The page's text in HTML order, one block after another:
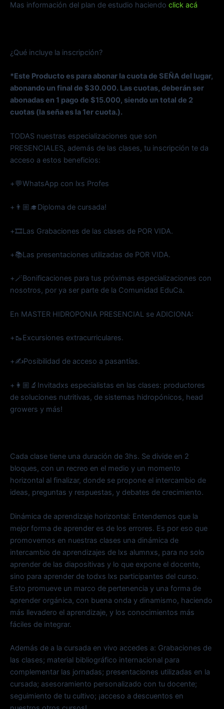
Mas información del plan de estudio haciendo click acá
¿Qué incluye la inscripción?
*Este Producto es para abonar la cuota de SEÑA del lugar,
abonando un final de $30.000. Las cuotas, deberán ser
abonadas en 1 pago de $15.000, siendo un total de 2
cuotas (la seña es la 1er cuota.).
TODAS nuestras especializaciones que son
PRESENCIALES, además de las clases, tu inscripción te da
acceso a estos beneficios:
+💬WhatsApp con lxs Profes
+👨🏼‍🎓Diploma de cursada!
+🎞️Las Grabaciones de las clases de POR VIDA.
+📚Las presentaciones utilizadas de POR VIDA.
+🪄Bonificaciones para tus próximas especializaciones con
nosotros, por ya ser parte de la Comunidad EduCa.
En MASTER HIDROPONIA PRESENCIAL se ADICIONA:
+🥾Excursiones extracurriculares.
+✍Posibilidad de acceso a pasantías.
+👩🏼‍🔬Invitadxs especialistas en las clases: productores
de soluciones nutritivas, de sistemas hidropónicos, head
growers y más!
Cada clase tiene una duración de 3hs. Se divide en 2
bloques, con un recreo en el medio y un momento
horizontal al finalizar, donde se propone el intercambio de
ideas, preguntas y respuestas, y debates de crecimiento.
Dinámica de aprendizaje horizontal: Entendemos que la
mejor forma de aprender es de los errores. Es por eso que
promovemos en nuestras clases una dinámica de
intercambio de aprendizajes de lxs alumnxs, para no solo
aprender de las diapositivas y lo que expone el docente,
sino para aprender de todxs lxs participantes del curso.
Esto promueve un marco de pertenencia y una forma de
aprender orgánica, con buena onda y dinamismo, haciendo
más llevadero el aprendizaje, y los conocimientos más
fáciles de integrar.
Además de a la cursada en vivo accedes a: Grabaciones de
las clases; material bibliográfico internacional para
complementar las jornadas; presentaciones utilizadas en la
cursada; asesoramiento personalizado con tu docente;
seguimiento de tu cultivo; ¡acceso a descuentos en